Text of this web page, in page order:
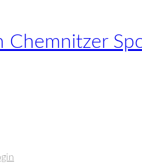
Chemnitzer